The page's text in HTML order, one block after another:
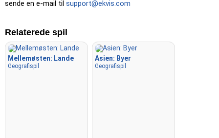
sende en e-mail til support@ekvis.com
Relaterede spil
Mellemøsten: Lande
Geografispil
Asien: Byer
Geografispil